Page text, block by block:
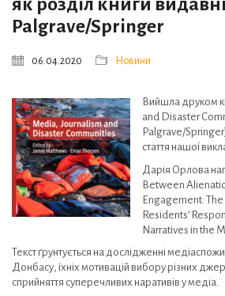
як розділ книги
Palgrave/Springer
06.04.2020 Новини
Вийшла друком
and Disaster
Palgrave/
стаття нашої
Дарія Орлова
Between
Engagement:
Residents’
Narratives in the
Текст ґрунтується на дослідженні
Донбасу, їхніх мотивацій вибору різних
сприйняття суперечливих наративів у медіа.